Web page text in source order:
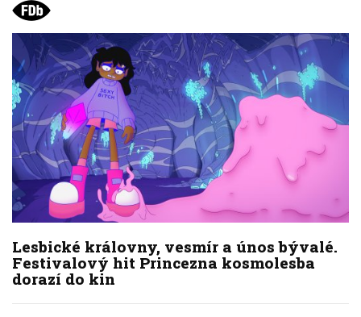
Lesbické královny, vesmír a únos bývalé.
Festivalový hit Princezna kosmolesba
dorazí do kin